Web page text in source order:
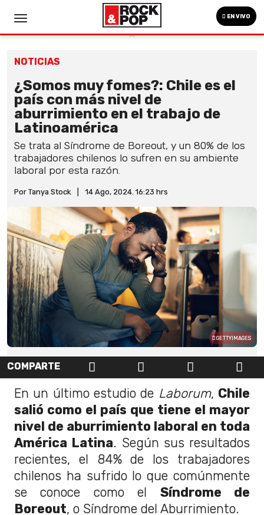
EN VIVO
NOTICIAS
¿Somos muy fomes?: Chile es el
país con más nivel de
aburrimiento en el trabajo de
Latinoamérica
Se trata al Síndrome de Boreout, y un 80% de los
trabajadores chilenos lo sufren en su ambiente
laboral por esta razón.
Por Tanya Stock 14 Ago, 2024. 16:23 hrs
GETTYIMAGES
COMPARTE
En un último estudio de Laborum, Chile
salió como el país que tiene el mayor
nivel de aburrimiento laboral en toda
América Latina. Según sus resultados
recientes, el 84% de los trabajadores
chilenos ha sufrido lo que comúnmente
se conoce como el Síndrome de
Boreout, o Síndrome del Aburrimiento.